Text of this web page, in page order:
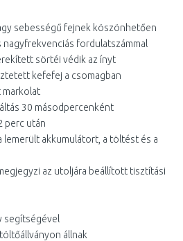
sebességű fejnek köszönhetően
fordulatszámmal
sörtéi védik az ínyt
kefefej a csomagban
markolat
30 másodpercenként
perc után
lemerült akkumulátort, a töltést és a
az utoljára beállított tisztítási
segítségével
állnak